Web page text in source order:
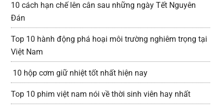
10 cách hạn chế lên cân sau những ngày Tết Nguyên
Đán
Top 10 hành động phá hoại môi trường nghiêm trọng tại
Việt Nam
10 hộp cơm giữ nhiệt tốt nhất hiện nay
Top 10 phim việt nam nói về thời sinh viên hay nhất